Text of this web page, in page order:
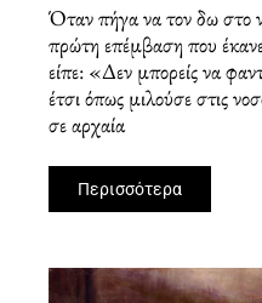
Όταν πήγα να τον δω στο
πρώτη επέμβαση που
είπε: «Δεν μπορείς να
έτσι όπως μιλούσε στις
σε αρχαία
Περισσότερα